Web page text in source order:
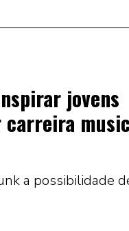
jovens
a possibilidade